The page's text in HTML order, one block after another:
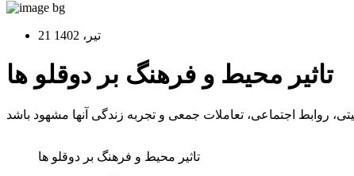
21 تير، 1402
تاثیر محیط و فرهنگ بر دوقلو ها
تاثیر محیط و فرهنگ بر دوقلو ها